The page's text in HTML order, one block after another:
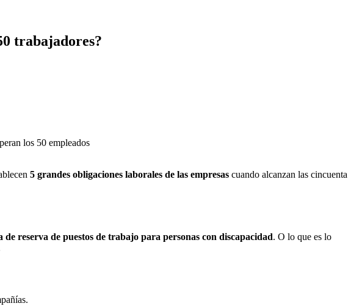
trabajadores?
los 50 empleados
5 grandes obligaciones laborales de las empresas cuando alcanzan las cincuenta
de reserva de puestos de trabajo para personas con discapacidad. O lo que es lo